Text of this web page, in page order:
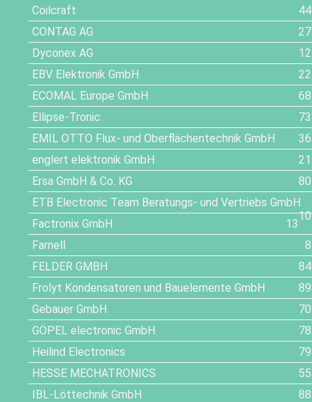
Coilcraft
44
CONTAG AG
27
Dyconex AG
12
EBV Elektronik GmbH
22
ECOMAL Europe GmbH
68
Ellipse-Tronic
73
EMIL OTTO Flux- und Oberflächentechnik GmbH
36
englert elektronik GmbH
21
Ersa GmbH & Co. KG
80
ETB Electronic Team Beratungs- und Vertriebs GmbH
10
Factronix GmbH
13
Farnell
8
FELDER GMBH
84
Frolyt Kondensatoren und Bauelemente GmbH
89
Gebauer GmbH
70
GÖPEL electronic GmbH
78
Heilind Electronics
79
HESSE MECHATRONICS
55
IBL-Löttechnik GmbH
88